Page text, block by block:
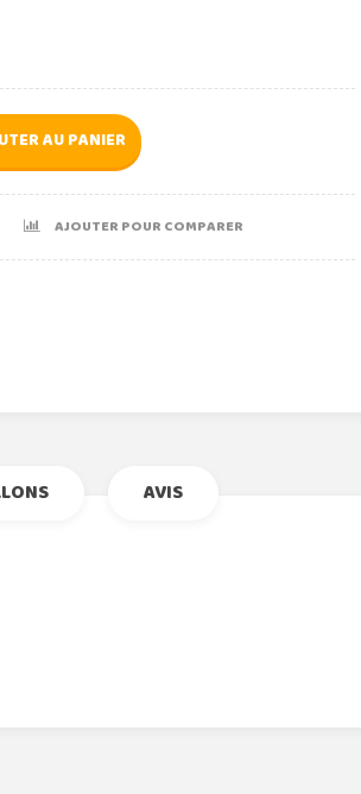
AU PANIER
AJOUTER POUR COMPARER
AVIS